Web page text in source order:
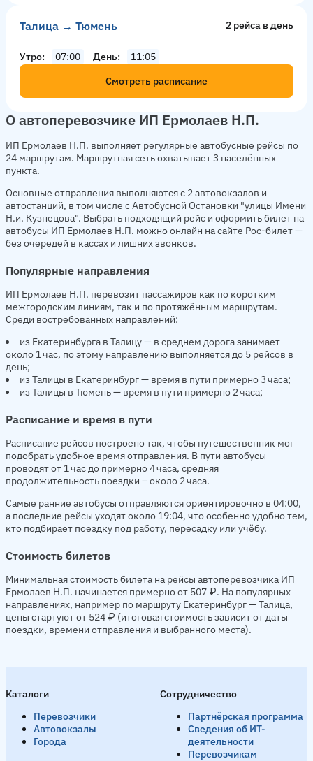
Талица → Тюмень 2 рейсa в день
Утро 07:00 День
11:05
Смотреть расписание
О автоперевозчике ИП Ермолаев Н.П.
ИП Ермолаев Н.П. выполняет регулярные автобусные рейсы по
24 маршрутам. Маршрутная сеть охватывает 3 населённых
пункта.
Основные отправления выполняются с 2 автовокзалов и
автостанций, в том числе с Автобусной Остановки "улицы Имени
Н.и. Кузнецова". Выбрать подходящий рейс и оформить билет на
автобусы ИП Ермолаев Н.П. можно онлайн на сайте Рос-билет —
без очередей в кассах и лишних звонков.
Популярные направления
ИП Ермолаев Н.П. перевозит пассажиров как по коротким
межгородским линиям, так и по протяжённым маршрутам.
Среди востребованных направлений:
из Екатеринбурга в Талицу — в среднем дорога занимает
около 1 час, по этому направлению выполняется до 5 рейсов в
день;
из Талицы в Екатеринбург — время в пути примерно 3 часа;
из Талицы в Тюмень — время в пути примерно 2 часа;
Расписание и время в пути
Расписание рейсов построено так, чтобы путешественник мог
подобрать удобное время отправления. В пути автобусы
проводят от 1 час до примерно 4 часа, средняя
продолжительность поездки – около 2 часа.
Самые ранние автобусы отправляются ориентировочно в 04:00,
а последние рейсы уходят около 19:04, что особенно удобно тем,
кто подбирает поездку под работу, пересадку или учёбу.
Стоимость билетов
Минимальная стоимость билета на рейсы автоперевозчика ИП
Ермолаев Н.П. начинается примерно от 507 ₽. На популярных
направлениях, например по маршруту Екатеринбург — Талица,
цены стартуют от 524 ₽ (итоговая стоимость зависит от даты
поездки, времени отправления и выбранного места).
Каталоги
Перевозчики
Автовокзалы
Города
Сотрудничество
Партнёрская программа
Сведения об ИТ-
деятельности
Перевозчикам